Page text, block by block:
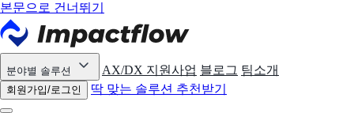
본문으로 건너뛰기
분야별 솔루션 AX/DX 지원사업 블로그 팀소개
회원가입/로그인 딱 맞는 솔루션 추천받기